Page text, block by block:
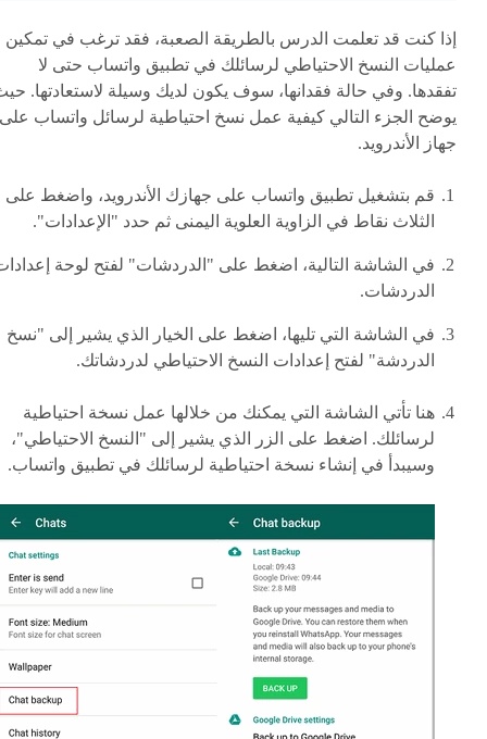
إذا كنت قد تعلمت الدرس بالطريقة الصعبة، فقد ترغب في تمكين
عمليات النسخ الاحتياطي لرسائلك في تطبيق واتساب حتى لا
تفقدها. وفي حالة فقدانها، سوف يكون لديك وسيلة لاستعادتها.
يوضح الجزء التالي كيفية عمل نسخ احتياطية لرسائل واتساب على
جهاز الأندرويد.
قم بتشغيل تطبيق واتساب على جهازك الأندرويد، واضغط على
الثلاث نقاط في الزاوية العلوية اليمنى ثم حدد "الإعدادات".
في الشاشة التالية، اضغط على "الدردشات" لفتح لوحة
الدردشات.
في الشاشة التي تليها، اضغط على الخيار الذي يشير إلى "نسخ
الدردشة" لفتح إعدادات النسخ الاحتياطي لدردشاتك.
هنا تأتي الشاشة التي يمكنك من خلالها عمل نسخة احتياطية
لرسائلك. اضغط على الزر الذي يشير إلى "النسخ الاحتياطي"،
وسيبدأ في إنشاء نسخة احتياطية لرسائلك في تطبيق واتساب.